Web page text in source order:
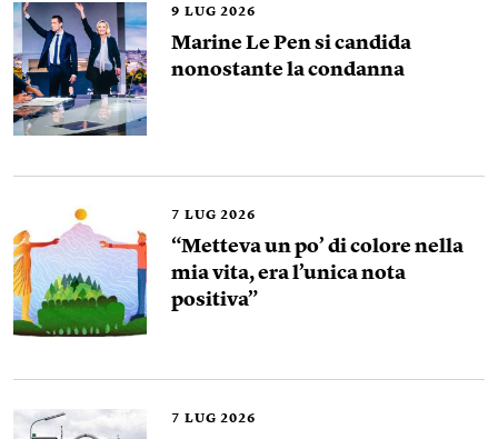
9 LUG 2026
Marine Le Pen si candida
nonostante la condanna
7 LUG 2026
“Metteva un po’ di colore nella
mia vita, era l’unica nota
positiva”
7 LUG 2026